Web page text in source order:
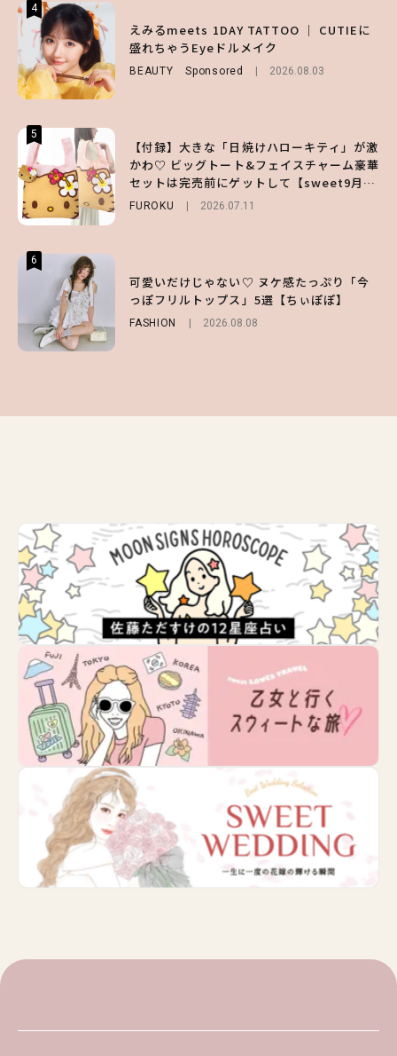
4
えみるmeets 1DAY TATTOO ｜ CUTIEに
盛れちゃうEyeドルメイク
BEAUTY Sponsored 2026.08.03
5
【付録】大きな「日焼けハローキティ」が激
かわ♡ ビッグトート&フェイスチャーム豪華
セットは完売前にゲットして【sweet9月号
増刊】
FUROKU 2026.07.11
6
可愛いだけじゃない♡ ヌケ感たっぷり「今
っぽフリルトップス」5選【ちぃぽぽ】
FASHION 2026.08.08
4
【大原優乃】夏メイクはプレイフルに！ドキ
ッとしちゃう色っぽ“うるみ目”のつくり方
BEAUTY 2026.08.01
5
えみるmeets 1DAY TATTOO ｜ CUTIEに
盛れちゃうEyeドルメイク
6
【ハローキティ】がスシローと初コラボ♡
第1弾の気になるメニュー＆限定グッズを総
チェック！
4
【ハローキティ】がスシローと初コラボ♡
第1弾の気になるメニュー＆限定グッズを総
チェック！
2026.07.31
5
【夏ヘアのくずれ・うねりに】ヘアメイク夢
月直伝♡ ドライシャンプー「バティスト」
を使ったプロ級スタイリング3選
BEAUTY Sponsored
6
【GU】夏の“主役級”アイテム決定！ヘルシ
ー＆可愛すぎる「大人の肌見せ」トップス3
選